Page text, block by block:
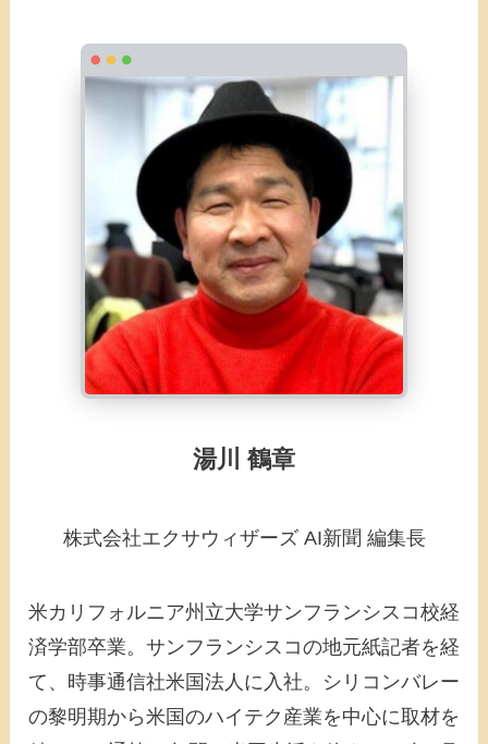
湯川 鶴章
株式会社エクサウィザーズ AI新聞 編集長
米カリフォルニア州立大学サンフランシスコ校経
済学部卒業。サンフランシスコの地元紙記者を経
て、時事通信社米国法人に入社。シリコンバレー
の黎明期から米国のハイテク産業を中心に取材を